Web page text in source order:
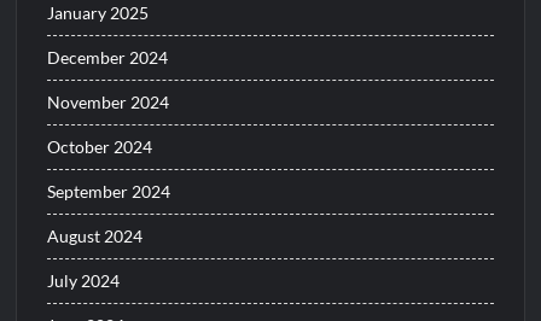
January 2025
December 2024
November 2024
October 2024
September 2024
August 2024
July 2024